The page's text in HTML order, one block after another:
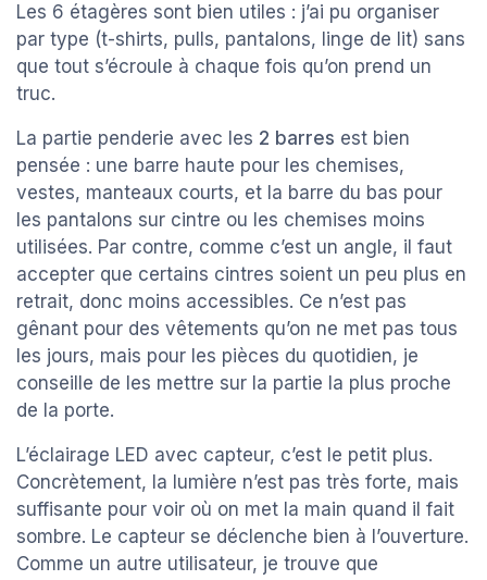
Les 6 étagères sont bien utiles : j’ai pu organiser
par type (t-shirts, pulls, pantalons, linge de lit) sans
que tout s’écroule à chaque fois qu’on prend un
truc.
La partie penderie avec les 2 barres est bien
pensée : une barre haute pour les chemises,
vestes, manteaux courts, et la barre du bas pour
les pantalons sur cintre ou les chemises moins
utilisées. Par contre, comme c’est un angle, il faut
accepter que certains cintres soient un peu plus en
retrait, donc moins accessibles. Ce n’est pas
gênant pour des vêtements qu’on ne met pas tous
les jours, mais pour les pièces du quotidien, je
conseille de les mettre sur la partie la plus proche
de la porte.
L’éclairage LED avec capteur, c’est le petit plus.
Concrètement, la lumière n’est pas très forte, mais
suffisante pour voir où on met la main quand il fait
sombre. Le capteur se déclenche bien à l’ouverture.
Comme un autre utilisateur, je trouve que